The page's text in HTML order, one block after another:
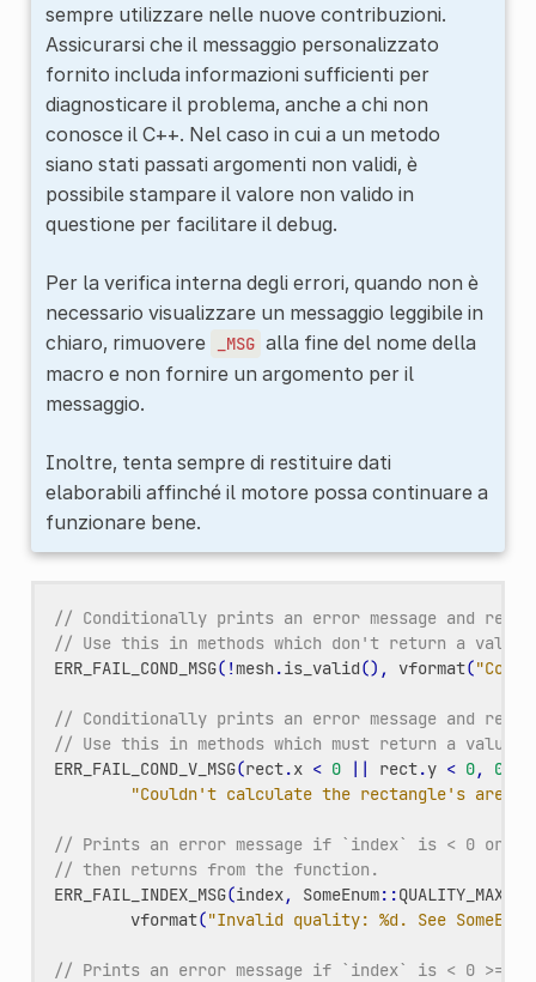
sempre utilizzare nelle nuove contribuzioni.
Assicurarsi che il messaggio personalizzato
fornito includa informazioni sufficienti per
diagnosticare il problema, anche a chi non
conosce il C++. Nel caso in cui a un metodo
siano stati passati argomenti non validi, è
possibile stampare il valore non valido in
questione per facilitare il debug.
Per la verifica interna degli errori, quando non è
necessario visualizzare un messaggio leggibile in
chiaro, rimuovere
_MSG alla fine del nome della
macro e non fornire un argomento per il
messaggio.
Inoltre, tenta sempre di restituire dati
elaborabili affinché il motore possa continuare a
funzionare bene.
// Conditionally prints an error message and
// Use this in methods which don't return a value.
ERR_FAIL_COND_MSG( !mesh.is_valid(), vformat(
// Conditionally prints an error message and
// Use this in methods which must return a value.
ERR_FAIL_COND_V_MSG(rect.x < 0 || rect.y < 0, 0
"Couldn't calculate the rectangle's area."
// Prints an error message if `index` is < 0 or >=
// then returns from the function.
ERR_FAIL_INDEX_MSG(index, SomeEnum::QUALITY_MAX
vformat("Invalid quality: %d. See
// Prints an error message if `index` is < 0 >=